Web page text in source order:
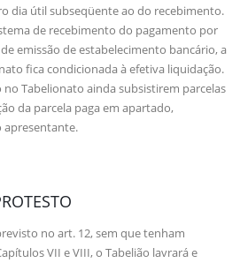
dia útil subseqüente ao do recebimento.
de recebimento do pagamento por
emissão de estabelecimento bancário, a
fica condicionada à efetiva liquidação.
Tabelionato ainda subsistirem parcelas
da parcela paga em apartado,
apresentante.
no art. 12, sem que tenham
VII e VIII, o Tabelião lavrará e